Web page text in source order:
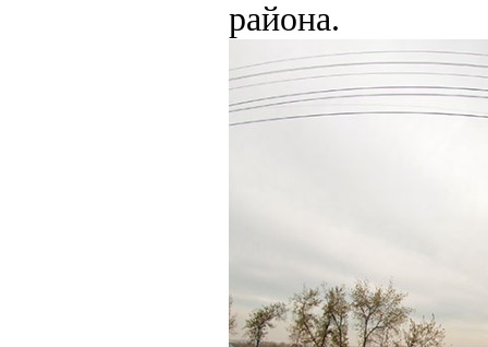
района.